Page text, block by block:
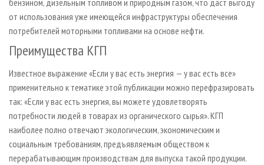
бензином, дизельным топливом и природным газом, что даст выгоду
от использования уже имеющейся инфраструктуры обеспечения
потребителей моторными топливами на основе нефти.
Преимущества КГП
Известное выражение «Если у вас есть энергия — у вас есть все»
применительно к тематике этой публикации можно перефразировать
так: «Если у вас есть энергия, вы можете удовлетворять
потребности людей в товарах из органического сырья». КГП
наиболее полно отвечают экологическим, экономическим и
социальным требованиям, предъявляемым обществом к
перерабатывающим производствам для выпуска такой продукции.